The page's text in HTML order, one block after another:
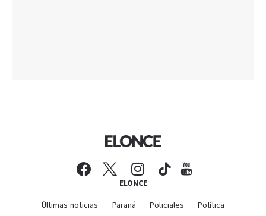
ELONCE
Últimas noticias Paraná Policiales
Política